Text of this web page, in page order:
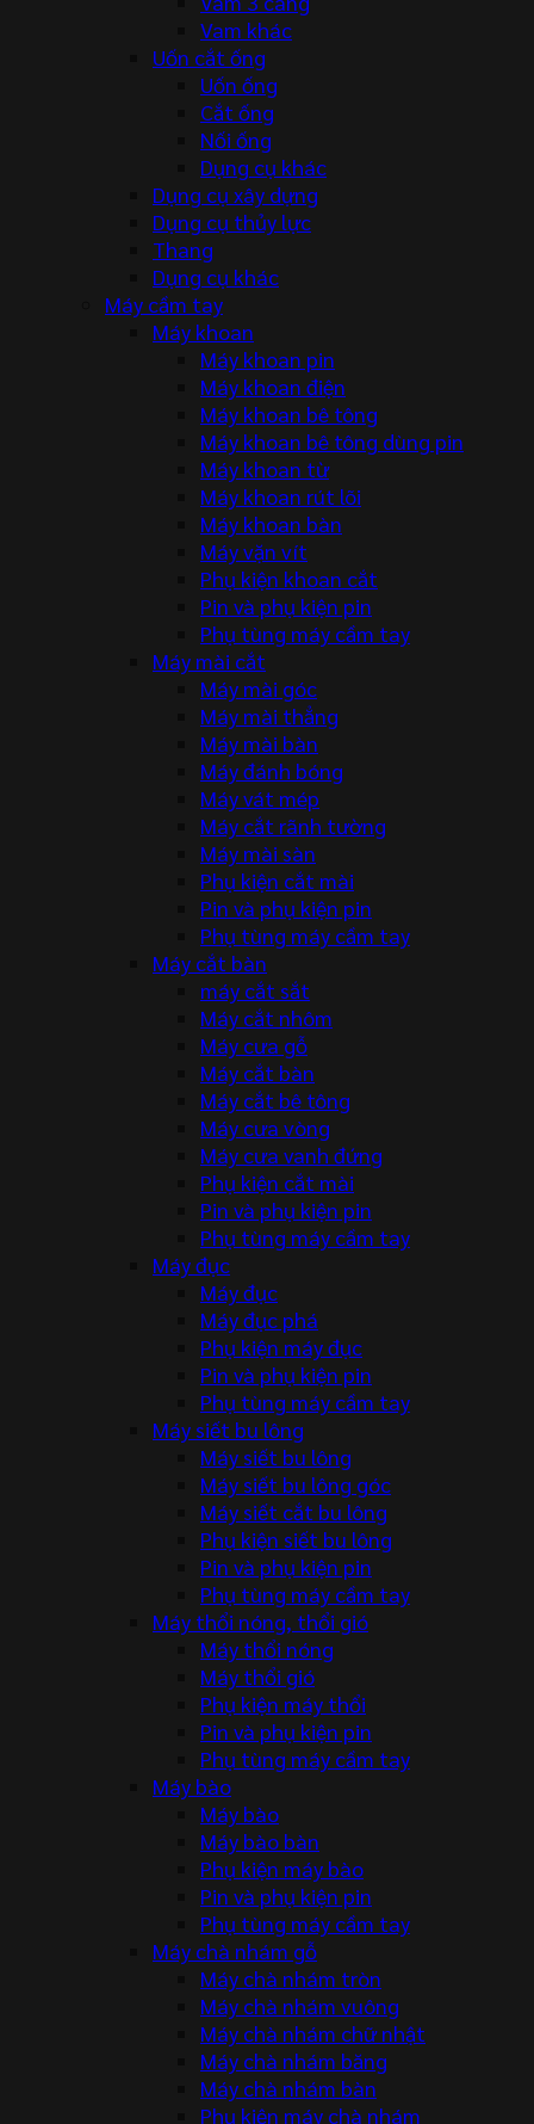
Vam khác
Uốn cắt ống
Uốn ống
Cắt ống
Nối ống
Dụng cụ khác
Dụng cụ xây dựng
Dụng cụ thủy lực
Thang
Dụng cụ khác
Máy cầm tay
Máy khoan
Máy khoan pin
Máy khoan điện
Máy khoan bê tông
Máy khoan bê tông dùng pin
Máy khoan từ
Máy khoan rút lõi
Máy khoan bàn
Máy vặn vít
Phụ kiện khoan cắt
Pin và phụ kiện pin
Phụ tùng máy cầm tay
Máy mài cắt
Máy mài góc
Máy mài thẳng
Máy mài bàn
Máy đánh bóng
Máy vát mép
Máy cắt rãnh tường
Máy mài sàn
Phụ kiện cắt mài
Pin và phụ kiện pin
Phụ tùng máy cầm tay
Máy cắt bàn
máy cắt sắt
Máy cắt nhôm
Máy cưa gỗ
Máy cắt bàn
Máy cắt bê tông
Máy cưa vòng
Máy cưa vanh đứng
Phụ kiện cắt mài
Pin và phụ kiện pin
Phụ tùng máy cầm tay
Máy đục
Máy đục
Máy đục phá
Phụ kiện máy đục
Pin và phụ kiện pin
Phụ tùng máy cầm tay
Máy siết bu lông
Máy siết bu lông
Máy siết bu lông góc
Máy siết cắt bu lông
Phụ kiện siết bu lông
Pin và phụ kiện pin
Phụ tùng máy cầm tay
Máy thổi nóng, thổi gió
Máy thổi nóng
Máy thổi gió
Phụ kiện máy thổi
Pin và phụ kiện pin
Phụ tùng máy cầm tay
Máy bào
Máy bào
Máy bào bàn
Phụ kiện máy bào
Pin và phụ kiện pin
Phụ tùng máy cầm tay
Máy chà nhám gỗ
Máy chà nhám tròn
Máy chà nhám vuông
Máy chà nhám chữ nhật
Máy chà nhám băng
Máy chà nhám bàn
Phụ kiện máy chà nhám